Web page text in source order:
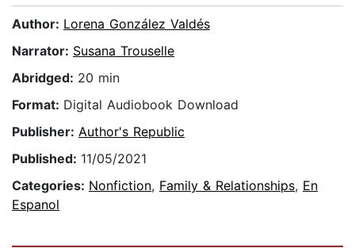
Author: Lorena González Valdés
Narrator: Susana Trouselle
Abridged: 20 min
Format: Digital Audiobook Download
Publisher: Author's Republic
Published: 11/05/2021
Categories: Nonfiction, Family & Relationships, En
Espanol